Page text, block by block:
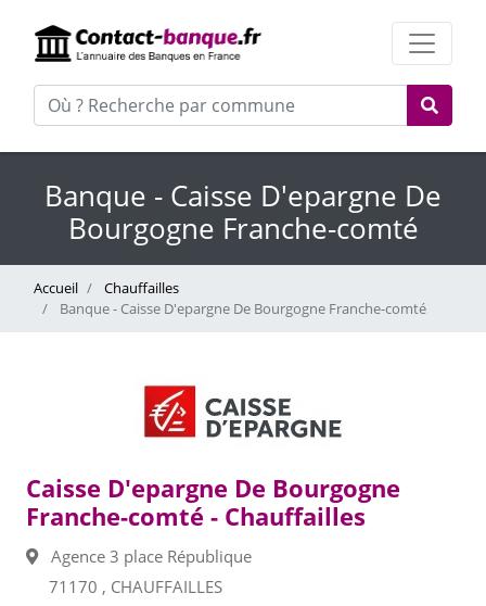
Banque - Caisse D'epargne De
Bourgogne Franche-comté
Accueil
Chauffailles
Banque - Caisse D'epargne De Bourgogne Franche-comté
Caisse D'epargne De Bourgogne
Franche-comté - Chauffailles
Agence 3 place République
71170 , CHAUFFAILLES